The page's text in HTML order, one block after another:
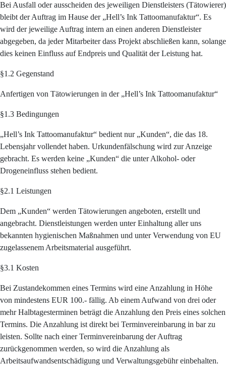
Bei Ausfall oder ausscheiden des jeweiligen Dienstleisters (Tätowierer)
bleibt der Auftrag im Hause der „Hell’s Ink Tattoomanufaktur“. Es
wird der jeweilige Auftrag intern an einen anderen Dienstleister
abgegeben, da jeder Mitarbeiter dass Projekt abschließen kann, solange
dies keinen Einfluss auf Endpreis und Qualität der Leistung hat.
§1.2 Gegenstand
Anfertigen von Tätowierungen in der „Hell’s Ink Tattoomanufaktur“
§1.3 Bedingungen
„Hell’s Ink Tattoomanufaktur“ bedient nur „Kunden“, die das 18.
Lebensjahr vollendet haben. Urkundenfälschung wird zur Anzeige
gebracht. Es werden keine „Kunden“ die unter Alkohol- oder
Drogeneinfluss stehen bedient.
§2.1 Leistungen
Dem „Kunden“ werden Tätowierungen angeboten, erstellt und
angebracht. Dienstleistungen werden unter Einhaltung aller uns
bekannten hygienischen Maßnahmen und unter Verwendung von EU
zugelassenem Arbeitsmaterial ausgeführt.
§3.1 Kosten
Bei Zustandekommen eines Termins wird eine Anzahlung in Höhe
von mindestens EUR 100.- fällig. Ab einem Aufwand von drei oder
mehr Halbtagesterminen beträgt die Anzahlung den Preis eines solchen
Termins. Die Anzahlung ist direkt bei Terminvereinbarung in bar zu
leisten. Sollte nach einer Terminvereinbarung der Auftrag
zurückgenommen werden, so wird die Anzahlung als
Arbeitsaufwandsentschädigung und Verwaltungsgebühr einbehalten.